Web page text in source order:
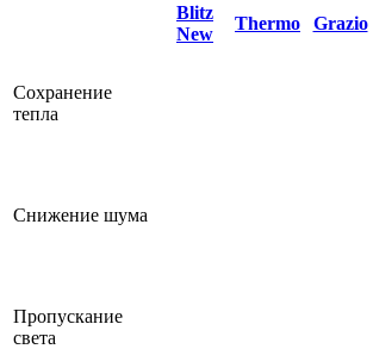
Blitz
New
Thermo Grazio
Сохранение
тепла
Снижение шума
Пропускание
света